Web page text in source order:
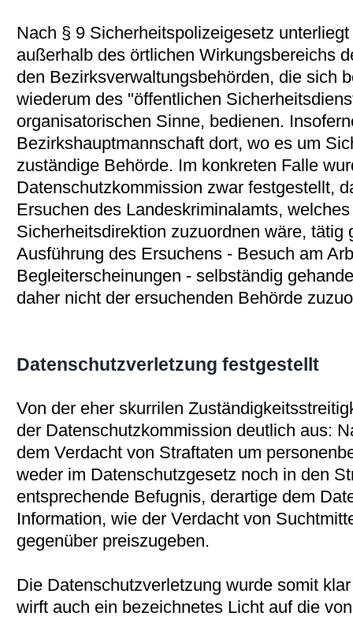
Nach § 9 Sicherheitspolizeigesetz
außerhalb des örtlichen Wirkungsbereichs
den Bezirksverwaltungsbehörden, die sich
wiederum des "öffentlichen
organisatorischen Sinne, bedienen.
Bezirkshauptmannschaft dort, wo es um
zuständige Behörde. Im konkreten Falle
Datenschutzkommission zwar festgestellt,
Ersuchen des Landeskriminalamts,
Sicherheitsdirektion zuzuordnen wäre, tätig
Ausführung des Ersuchens - Besuch am
Begleiterscheinungen - selbständig
daher nicht der ersuchenden Behörde
Datenschutzverletzung festgestellt
Von der eher skurrilen
der Datenschutzkommission deutlich aus:
dem Verdacht von Straftaten um
weder im Datenschutzgesetz noch in den
entsprechende Befugnis, derartige dem
Information, wie der Verdacht von
gegenüber preiszugeben.
Die Datenschutzverletzung wurde somit
wirft auch ein bezeichnetes Licht auf die